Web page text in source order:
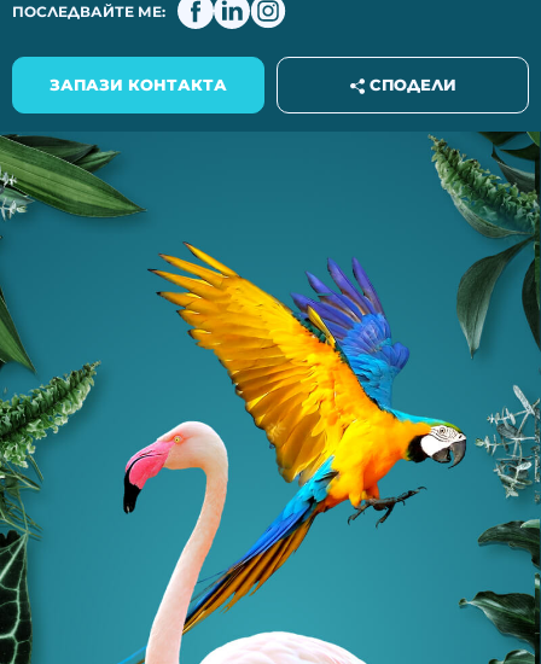
ПОСЛЕДВАЙТЕ МЕ:
ЗАПАЗИ КОНТАКТА СПОДЕЛИ